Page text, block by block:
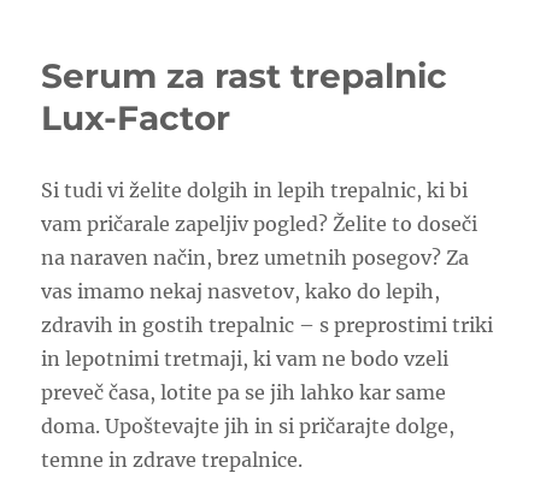
Serum za rast trepalnic
Lux-Factor
Si tudi vi želite dolgih in lepih trepalnic, ki bi
vam pričarale zapeljiv pogled? Želite to doseči
na naraven način, brez umetnih posegov? Za
vas imamo nekaj nasvetov, kako do lepih,
zdravih in gostih trepalnic – s preprostimi triki
in lepotnimi tretmaji, ki vam ne bodo vzeli
preveč časa, lotite pa se jih lahko kar same
doma. Upoštevajte jih in si pričarajte dolge,
temne in zdrave trepalnice.